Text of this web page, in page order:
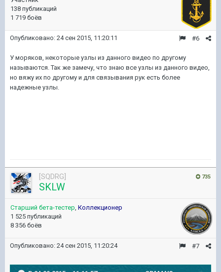
138 публикаций
1 719 боёв
#6
Опубликовано: 24 сен 2015, 11:20:11
У моряков, некоторые узлы из данного видео по другому
называются. Так же замечу, что знаю все узлы из данного видео,
но вяжу их по другому и для связывания рук есть более
надежные узлы.
735
[SQDRG]
SKLW
Старший бета-тестер, Коллекционер
1 525 публикаций
8 356 боёв
#7
Опубликовано: 24 сен 2015, 11:20:24